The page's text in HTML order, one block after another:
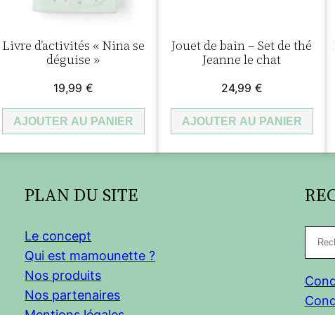
q
u
e
Livre d’activités « Nina se
déguise »
19,99 €
AJOUTER AU PANIER
Jouet de bain – Set de thé
Jeanne le chat
24,99 €
AJOUTER AU PANIER
PLAN DU SITE
Le concept
Qui est mamounette ?
Nos produits
Nos partenaires
e
c
h